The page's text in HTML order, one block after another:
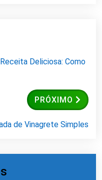
Deliciosa: Como
PRÓXIMO
de Vinagrete Simples